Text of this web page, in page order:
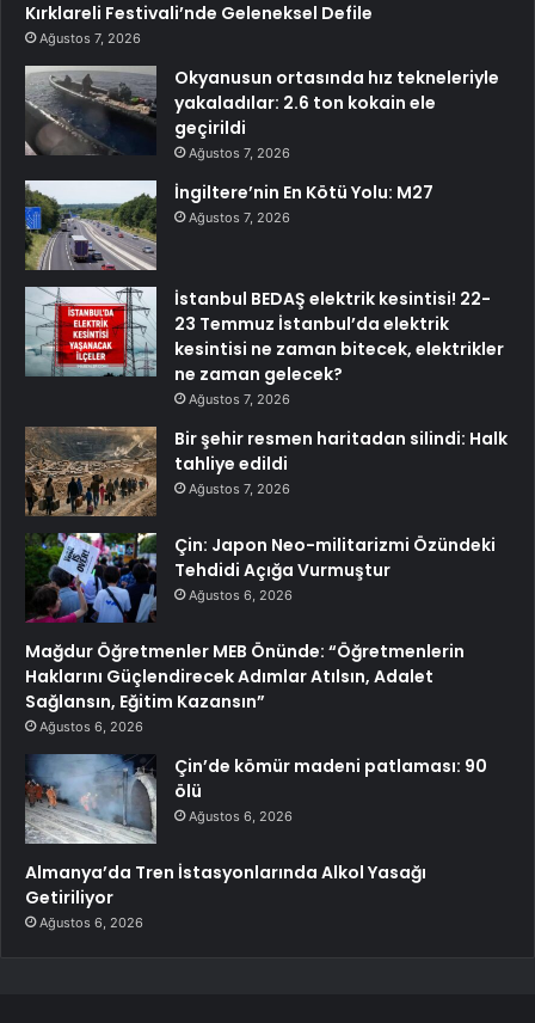
Kırklareli Festivali’nde Geleneksel Defile
Ağustos 7, 2026
Okyanusun ortasında hız tekneleriyle
yakaladılar: 2.6 ton kokain ele
geçirildi
Ağustos 7, 2026
İngiltere’nin En Kötü Yolu: M27
Ağustos 7, 2026
İstanbul BEDAŞ elektrik kesintisi! 22-
23 Temmuz İstanbul’da elektrik
kesintisi ne zaman bitecek, elektrikler
ne zaman gelecek?
Ağustos 7, 2026
Bir şehir resmen haritadan silindi: Halk
tahliye edildi
Ağustos 7, 2026
Çin: Japon Neo-militarizmi Özündeki
Tehdidi Açığa Vurmuştur
Ağustos 6, 2026
Mağdur Öğretmenler MEB Önünde: “Öğretmenlerin
Haklarını Güçlendirecek Adımlar Atılsın, Adalet
Sağlansın, Eğitim Kazansın”
Ağustos 6, 2026
Çin’de kömür madeni patlaması: 90
ölü
Ağustos 6, 2026
Almanya’da Tren İstasyonlarında Alkol Yasağı
Getiriliyor
Ağustos 6, 2026